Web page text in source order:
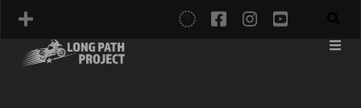
twitterfacebookinstagram
youtube